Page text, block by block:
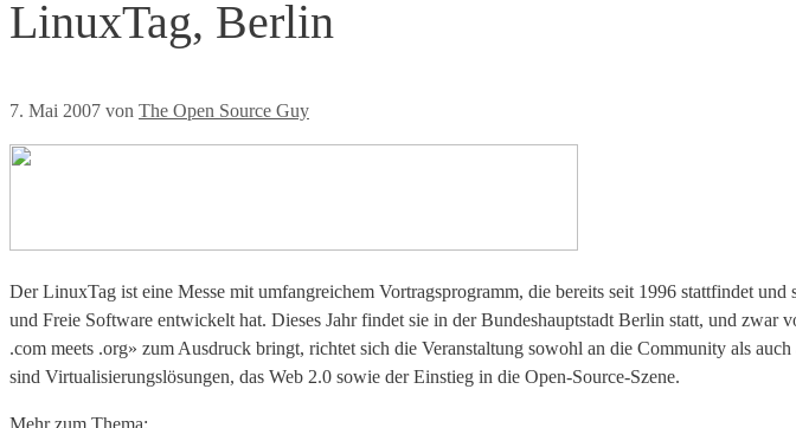
LinuxTag, Berlin
7. Mai 2007 von The Open Source Guy
Der LinuxTag ist eine Messe mit umfangreichem Vortragsprogramm, die bereits seit 1996 stattfindet
und Freie Software entwickelt hat. Dieses Jahr findet sie in der Bundeshauptstadt Berlin statt, und
.com meets .org» zum Ausdruck bringt, richtet sich die Veranstaltung sowohl an die Community als
sind Virtualisierungslösungen, das Web 2.0 sowie der Einstieg in die Open-Source-Szene.